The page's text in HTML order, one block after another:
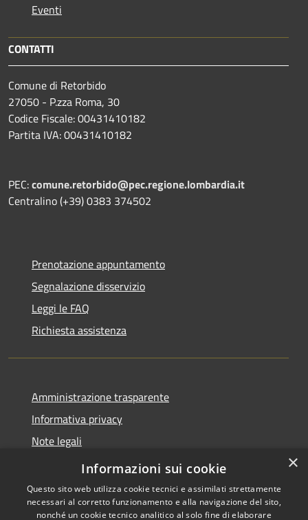
Eventi
CONTATTI
Comune di Retorbido
27050 - P.zza Roma, 30
Codice Fiscale: 00431410182
Partita IVA: 00431410182
PEC:comune.retorbido@pec.regione.lombardia.it
Centralino (+39) 0383 374502
Prenotazione appuntamento
Segnalazione disservizio
Leggi le FAQ
Richiesta assistenza
Amministrazione trasparente
Informativa privacy
Note legali
Dichiarazione di accessibilità
×
Informazioni sui cookie
Questo sito web utilizza cookie tecnici e assimilati strettamente
necessari al corretto funzionamento e alla navigazione del sito,
nonché un cookie tecnico analitico al solo fine di elaborare